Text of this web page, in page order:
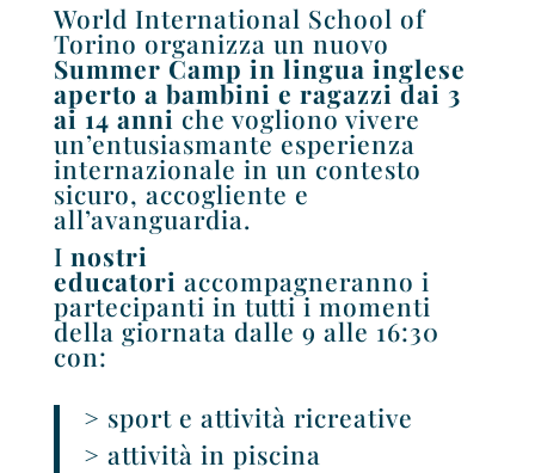
World International School of
Torino organizza un nuovo
Summer Camp in lingua inglese
aperto a bambini e ragazzi dai 3
ai 14 anni che vogliono vivere
un’entusiasmante esperienza
internazionale in un contesto
sicuro, accogliente e
all’avanguardia.
I nostri
educatori accompagneranno i
partecipanti in tutti i momenti
della giornata dalle 9 alle 16:30
con:
> sport e attività ricreative
> attività in piscina